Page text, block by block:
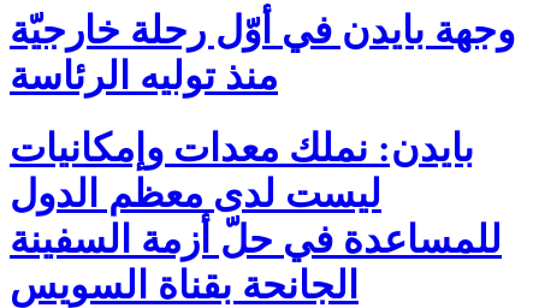
وجهة بايدن في أوّل رحلة خارجيّة
منذ توليه الرئاسة
بايدن: نملك معدات وإمكانيات
ليست لدى معظم الدول
للمساعدة في حلّ أزمة السفينة
الجانحة بقناة السويس